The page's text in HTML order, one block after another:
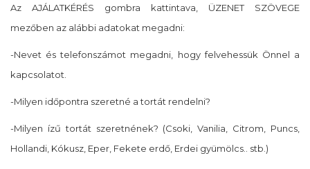
Az AJÁLATKÉRÉS gombra kattintava, ÜZENET SZÖVEGE
mezőben az alábbi adatokat megadni:
-Nevet és telefonszámot megadni, hogy felvehessük Önnel a
kapcsolatot.
-Milyen időpontra szeretné a tortát rendelni?
-Milyen ízű tortát szeretnének? (Csoki, Vanilia, Citrom, Puncs,
Hollandi, Kókusz, Eper, Fekete erdő, Erdei gyümölcs.. stb.)